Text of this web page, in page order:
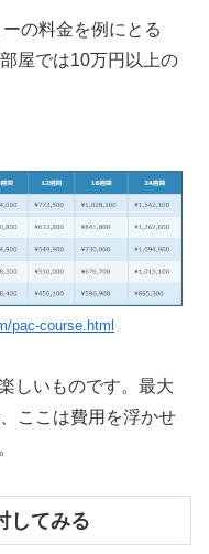
の料金を例にとる
屋では10万円以上の
pac-course.html
しいものです。最大
ここは費用を浮かせ
してみる